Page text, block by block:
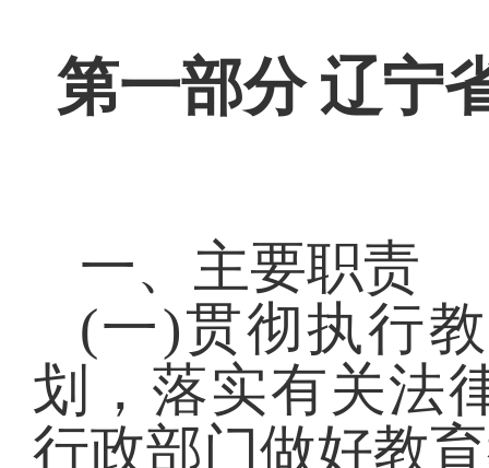
第一部分 辽宁
一、主要职责
(一)贯彻执行
划，落实有关法
行政部门做好教